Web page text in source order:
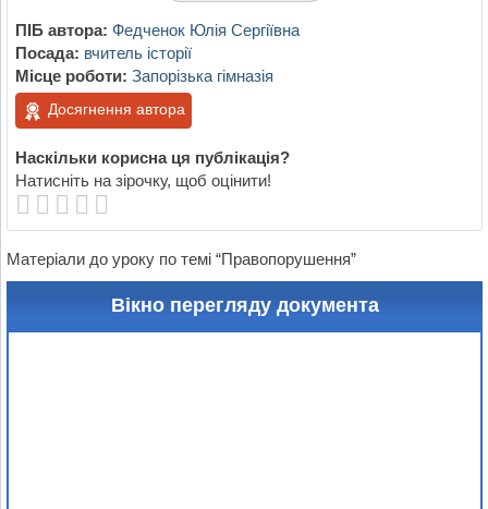
ПІБ автора: Федченок Юлія Сергіївна
Посада: вчитель історії
Місце роботи: Запорізька гімназія
Досягнення автора
Наскільки корисна ця публікація?
Натисніть на зірочку, щоб оцінити!
Матеріали до уроку по темі “Правопорушення”
Вікно перегляду документа